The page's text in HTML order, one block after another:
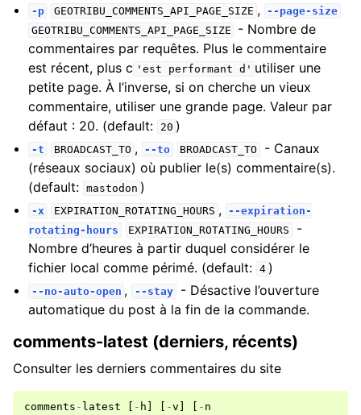
-p GEOTRIBU_COMMENTS_API_PAGE_SIZE ,
--page-size
GEOTRIBU_COMMENTS_API_PAGE_SIZE
- Nombre de
commentaires par requêtes. Plus le commentaire
est récent, plus c 'est performant d' utiliser une
petite page. À l’inverse, si on cherche un vieux
commentaire, utiliser une grande page. Valeur par
défaut : 20. (default:
20 )
-t BROADCAST_TO , --to BROADCAST_TO
- Canaux
(réseaux sociaux) où publier le(s) commentaire(s).
(default: mastodon )
-x EXPIRATION_ROTATING_HOURS ,
--expiration-
rotating-hours
EXPIRATION_ROTATING_HOURS
-
Nombre d’heures à partir duquel considérer le
fichier local comme périmé. (default: 4 )
--no-auto-open , --stay
- Désactive l’ouverture
automatique du post à la fin de la commande.
comments-latest (derniers, récents)
Consulter les derniers commentaires du site
comments - latest - h -v - n